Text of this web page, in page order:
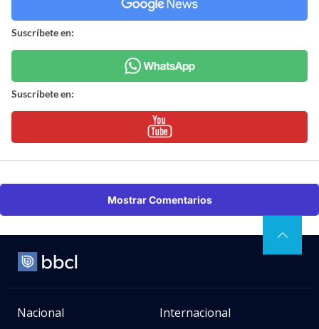
Suscríbete en:
Suscríbete en:
Mostrar Comentarios
Nacional Internacional